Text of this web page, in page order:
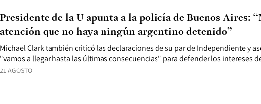
21 AGOSTO
Michael Clark también criticó las declaraciones de su par de Independiente y
"vamos a llegar hasta las últimas consecuencias" para defender los intereses
Presidente de la U apunta a la policía de Buenos Aires:
atención que no haya ningún argentino detenido”